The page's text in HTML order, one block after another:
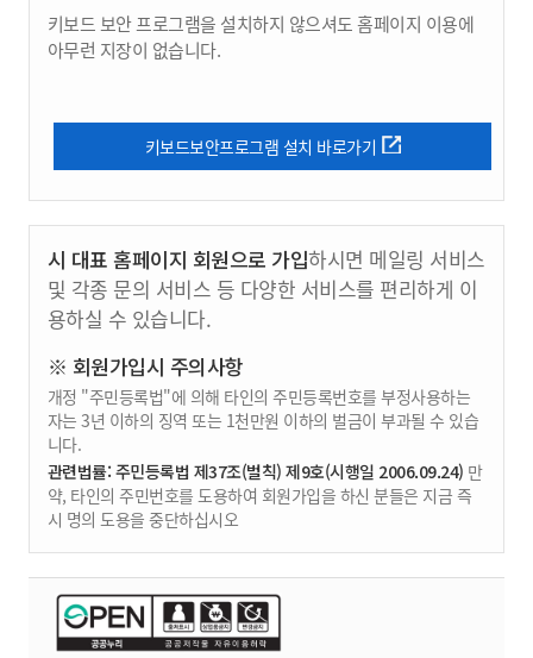
키보드 보안 프로그램을 설치하지 않으셔도 홈페이지 이용에
아무런 지장이 없습니다.
키보드보안프로그램 설치 바로가기
시 대표 홈페이지 회원으로 가입하시면 메일링 서비스
및 각종 문의 서비스 등 다양한 서비스를 편리하게 이
용하실 수 있습니다.
※ 회원가입시 주의사항
개정 "주민등록법"에 의해 타인의 주민등록번호를 부정사용하는
자는 3년 이하의 징역 또는 1천만원 이하의 벌금이 부과될 수 있습
니다.
관련법률: 주민등록법 제37조(벌칙) 제9호(시행일 2006.09.24) 만
약, 타인의 주민번호를 도용하여 회원가입을 하신 분들은 지금 즉
시 명의 도용을 중단하십시오